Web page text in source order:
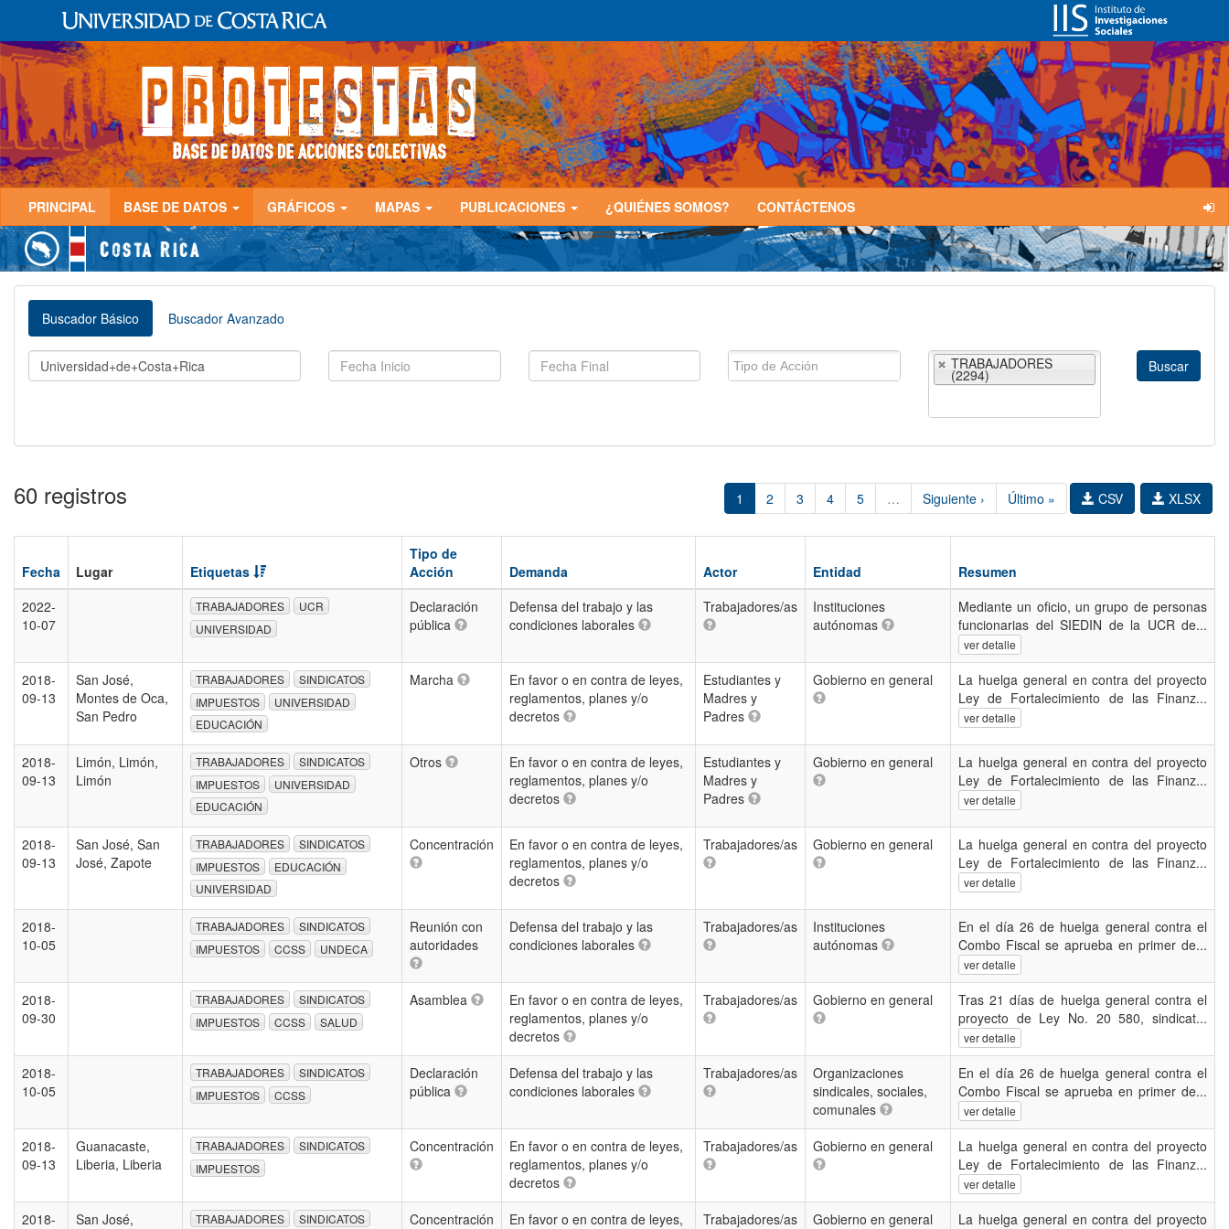
PRINCIPAL BASE DE DATOS GRÁFICOS MAPAS PUBLICACIONES ¿QUIÉNES SOMOS? CONTÁCTENOS
Buscador Básico Buscador Avanzado
TRABAJADORES
(2294)
60 registros 1 2 3 4 5 … Siguiente › Último » XLSX
CSV
Fecha Lugar Etiquetas
Tipo de
Acción
Demanda Actor Entidad
Resumen
2022-
10-07
TRABAJADORES
UCR
UNIVERSIDAD
Declaración
pública
Defensa del trabajo y las
condiciones laborales
Trabajadores/as
Instituciones
autónomas
Mediante un oficio, un grupo de personas
funcionarias del SIEDIN de la UCR de...
ver detalle
2018-
09-13
San José,
Montes de Oca,
San Pedro
TRABAJADORES
SINDICATOS
IMPUESTOS
UNIVERSIDAD
EDUCACIÓN
Marcha
En favor o en contra de leyes,
reglamentos, planes y/o
decretos
Estudiantes y
Madres y
Padres
Gobierno en general
La huelga general en contra del proyecto
Ley de Fortalecimiento de las Finanz...
ver detalle
2018-
09-13
Limón, Limón,
Limón
TRABAJADORES
SINDICATOS
IMPUESTOS
UNIVERSIDAD
EDUCACIÓN
Otros
En favor o en contra de leyes,
reglamentos, planes y/o
decretos
Estudiantes y
Madres y
Padres
Gobierno en general
La huelga general en contra del proyecto
Ley de Fortalecimiento de las Finanz...
ver detalle
2018-
09-13
San José, San
José, Zapote
TRABAJADORES
SINDICATOS
IMPUESTOS
EDUCACIÓN
UNIVERSIDAD
Concentración
En favor o en contra de leyes,
reglamentos, planes y/o
decretos
Trabajadores/as Gobierno en general
La huelga general en contra del proyecto
Ley de Fortalecimiento de las Finanz...
ver detalle
2018-
10-05
TRABAJADORES
SINDICATOS
IMPUESTOS
CCSS UNDECA
Reunión con
autoridades
Defensa del trabajo y las
condiciones laborales
Trabajadores/as
Instituciones
autónomas
En el día 26 de huelga general contra el
Combo Fiscal se aprueba en primer de...
ver detalle
2018-
09-30
TRABAJADORES
SINDICATOS
IMPUESTOS
CCSS SALUD
Asamblea
En favor o en contra de leyes,
reglamentos, planes y/o
decretos
Trabajadores/as Gobierno en general
Tras 21 días de huelga general contra el
proyecto de Ley No. 20 580, sindicat...
ver detalle
2018-
10-05
TRABAJADORES
SINDICATOS
IMPUESTOS
CCSS
Declaración
pública
Defensa del trabajo y las
condiciones laborales
Trabajadores/as
Organizaciones
sindicales, sociales,
comunales
En el día 26 de huelga general contra el
Combo Fiscal se aprueba en primer de...
ver detalle
2018-
09-13
Guanacaste,
Liberia, Liberia
TRABAJADORES
SINDICATOS
IMPUESTOS
Concentración
En favor o en contra de leyes,
reglamentos, planes y/o
decretos
Trabajadores/as Gobierno en general
La huelga general en contra del proyecto
Ley de Fortalecimiento de las Finanz...
ver detalle
2018-
San José,
TRABAJADORES SINDICATOS Concentración
En favor o en contra de leyes,
Trabajadores/as Gobierno en general
La huelga general en contra del proyecto